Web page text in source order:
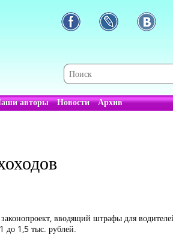
авторы Новости Архив
вводящий штрафы для
до 1,5 тыс. рублей.